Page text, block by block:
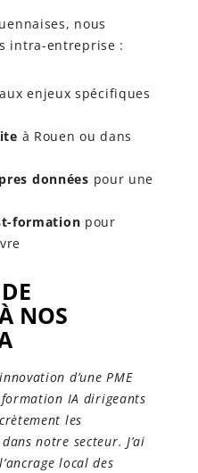
nous
intra-entreprise :
aux enjeux spécifiques
à Rouen ou dans
données pour une
formation pour
NOS
d’une PME
IA dirigeants
les
notre secteur. J’ai
local des